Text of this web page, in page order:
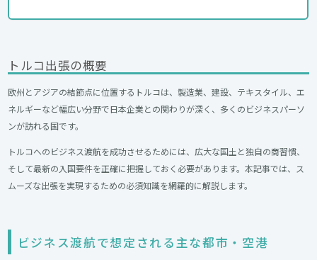
トルコ出張の概要
欧州とアジアの結節点に位置するトルコは、製造業、建設、テキスタイル、エ
ネルギーなど幅広い分野で日本企業との関わりが深く、多くのビジネスパーソ
ンが訪れる国です。
トルコへのビジネス渡航を成功させるためには、広大な国土と独自の商習慣、
そして最新の入国要件を正確に把握しておく必要があります。本記事では、ス
ムーズな出張を実現するための必須知識を網羅的に解説します。
ビジネス渡航で想定される主な都市・空港